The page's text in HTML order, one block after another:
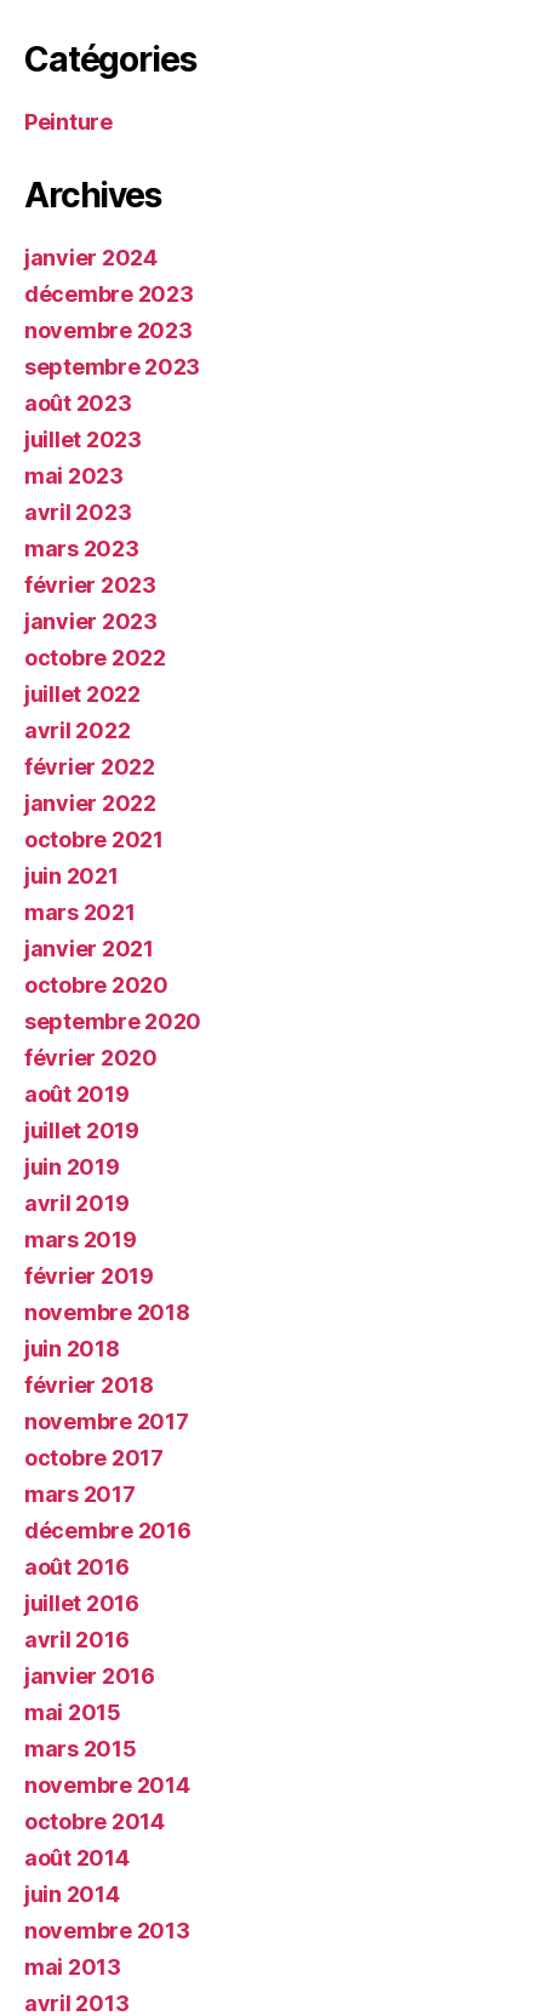
Catégories
Peinture
Archives
janvier 2024
décembre 2023
novembre 2023
septembre 2023
août 2023
juillet 2023
mai 2023
avril 2023
mars 2023
février 2023
janvier 2023
octobre 2022
juillet 2022
avril 2022
février 2022
janvier 2022
octobre 2021
juin 2021
mars 2021
janvier 2021
octobre 2020
septembre 2020
février 2020
août 2019
juillet 2019
juin 2019
avril 2019
mars 2019
février 2019
novembre 2018
juin 2018
février 2018
novembre 2017
octobre 2017
mars 2017
décembre 2016
août 2016
juillet 2016
avril 2016
janvier 2016
mai 2015
mars 2015
novembre 2014
octobre 2014
août 2014
juin 2014
novembre 2013
mai 2013
avril 2013